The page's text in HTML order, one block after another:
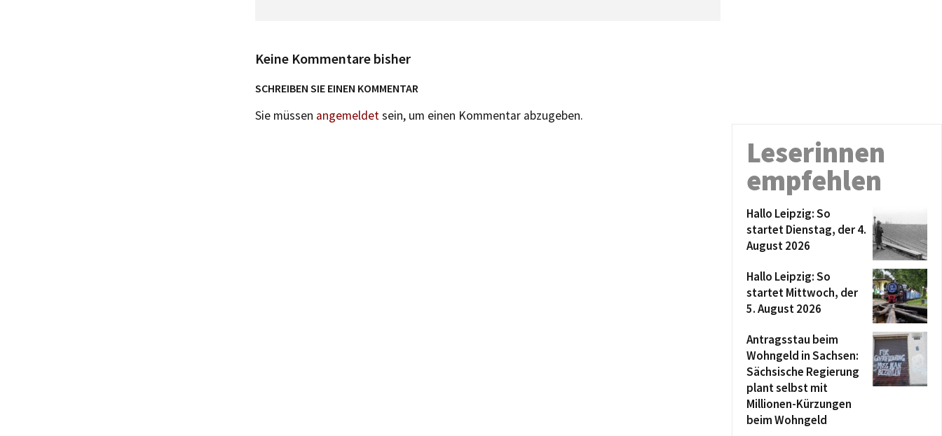
Keine Kommentare bisher
SCHREIBEN SIE EINEN KOMMENTAR
Sie müssen angemeldetsein, um einen Kommentar abzugeben.
Leserinnen
empfehlen
Hallo Leipzig: So
startet Dienstag, der 4.
August 2026
Hallo Leipzig: So
startet Mittwoch, der
5. August 2026
Antragsstau beim
Wohngeld in Sachsen:
Sächsische Regierung
plant selbst mit
Millionen-Kürzungen
beim Wohngeld